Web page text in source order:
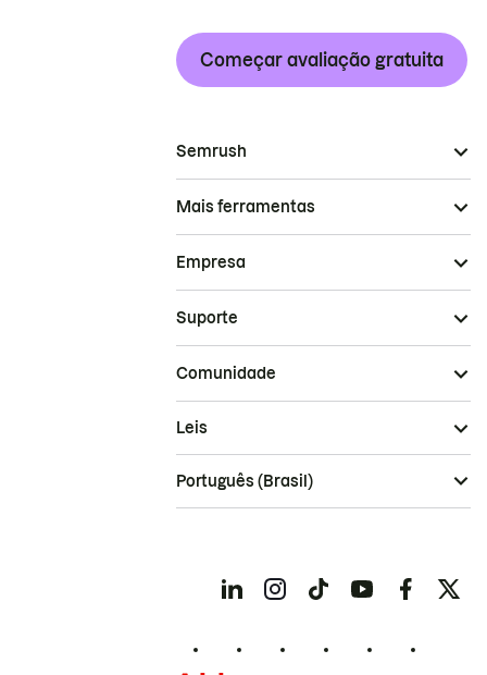
Começar avaliação gratuita
Semrush
Mais ferramentas
Empresa
Suporte
Comunidade
Leis
Português (Brasil)